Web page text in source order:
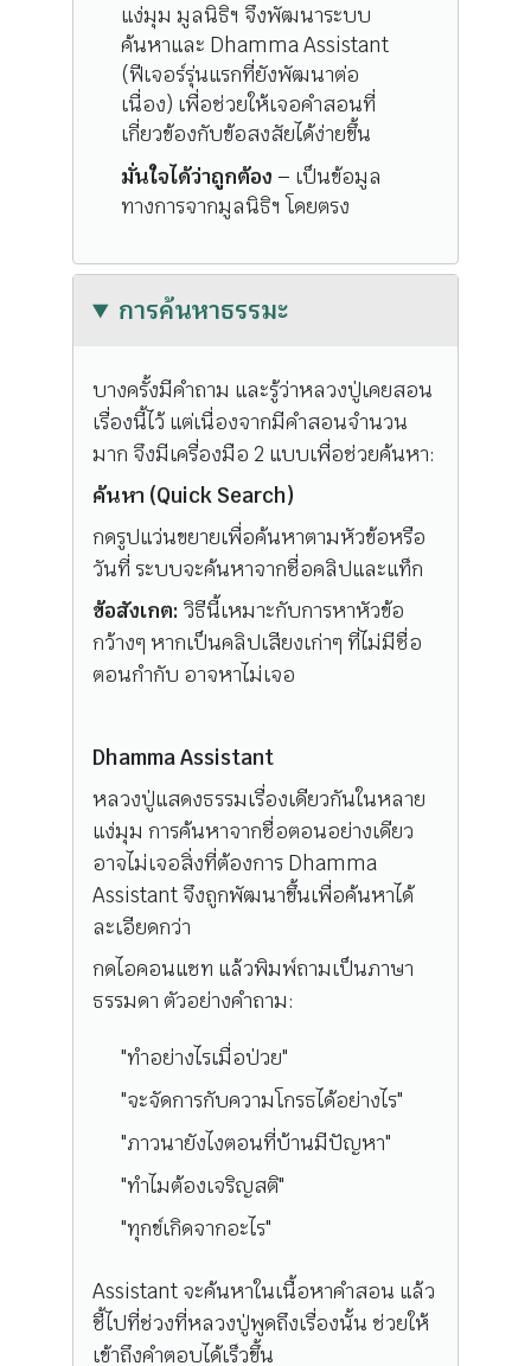
แง่มุม มูลนิธิฯ จึงพัฒนาระบบ
ค้นหาและ Dhamma Assistant
(ฟีเจอร์รุ่นแรกที่ยังพัฒนาต่อ
เนื่อง) เพื่อช่วยให้เจอคำสอนที่
เกี่ยวข้องกับข้อสงสัยได้ง่ายขึ้น
มั่นใจได้ว่าถูกต้อง – เป็นข้อมูล
ทางการจากมูลนิธิฯ โดยตรง
การค้นหาธรรมะ
บางครั้งมีคำถาม และรู้ว่าหลวงปู่เคยสอน
เรื่องนี้ไว้ แต่เนื่องจากมีคำสอนจำนวน
มาก จึงมีเครื่องมือ 2 แบบเพื่อช่วยค้นหา:
ค้นหา (Quick Search)
กดรูปแว่นขยายเพื่อค้นหาตามหัวข้อหรือ
วันที่ ระบบจะค้นหาจากชื่อคลิปและแท็ก
ข้อสังเกต: วิธีนี้เหมาะกับการหาหัวข้อ
กว้างๆ หากเป็นคลิปเสียงเก่าๆ ที่ไม่มีชื่อ
ตอนกำกับ อาจหาไม่เจอ
Dhamma Assistant
หลวงปู่แสดงธรรมเรื่องเดียวกันในหลาย
แง่มุม การค้นหาจากชื่อตอนอย่างเดียว
อาจไม่เจอสิ่งที่ต้องการ Dhamma
Assistant จึงถูกพัฒนาขึ้นเพื่อค้นหาได้
ละเอียดกว่า
กดไอคอนแชท แล้วพิมพ์ถามเป็นภาษา
ธรรมดา ตัวอย่างคำถาม:
"ทำอย่างไรเมื่อป่วย"
"จะจัดการกับความโกรธได้อย่างไร"
"ภาวนายังไงตอนที่บ้านมีปัญหา"
"ทำไมต้องเจริญสติ"
"ทุกข์เกิดจากอะไร"
Assistant จะค้นหาในเนื้อหาคำสอน แล้ว
ชี้ไปที่ช่วงที่หลวงปู่พูดถึงเรื่องนั้น ช่วยให้
เข้าถึงคำตอบได้เร็วขึ้น